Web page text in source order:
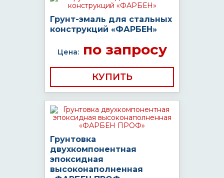
Грунт-эмаль для стальных
конструкций «ФАРБЕН»
Цена:по запросу
КУПИТЬ
Грунтовка
двухкомпонентная
эпоксидная
высоконаполненная